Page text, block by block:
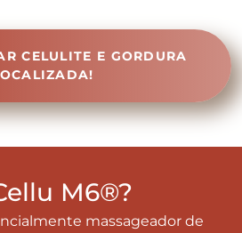
CELULITE E GORDURA
M6®?
massageador de